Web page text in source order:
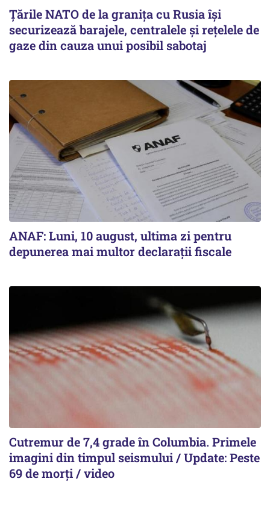
Țările NATO de la granița cu Rusia își
securizează barajele, centralele și rețelele de
gaze din cauza unui posibil sabotaj
ANAF: Luni, 10 august, ultima zi pentru
depunerea mai multor declarații fiscale
Cutremur de 7,4 grade în Columbia. Primele
imagini din timpul seismului / Update: Peste
69 de morți / video